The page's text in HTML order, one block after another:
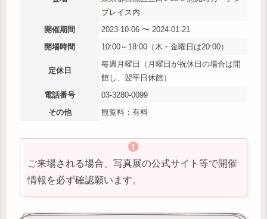
プレイス内
開催期間
2023-10-06 〜 2024-01-21
開場時間
10:00～18:00（木・金曜日は20:00）
定休日
毎週月曜日（月曜日が祝休日の場合は開
館し、翌平日休館）
電話番号
03-3280-0099
その他
観覧料：有料
ご来場される場合、写真展の公式サイト等で開催
情報を必ず確認願います。